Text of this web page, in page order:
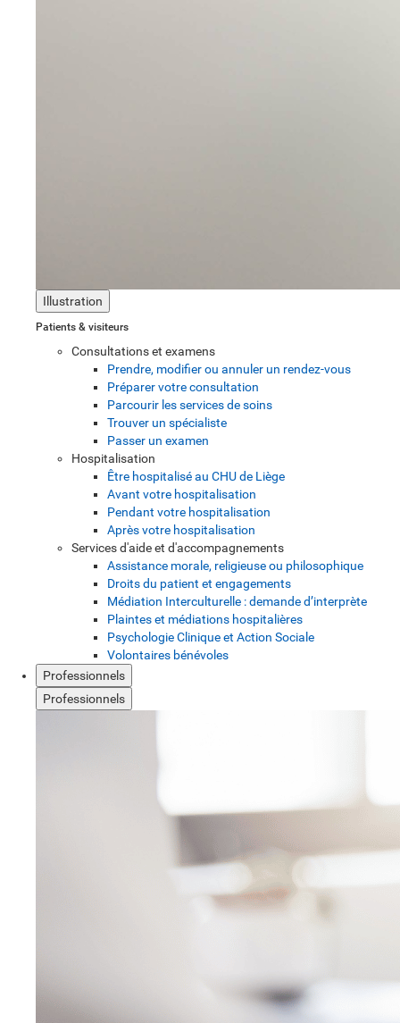
Illustration
Patients & visiteurs
Consultations et examens
Prendre, modifier ou annuler un rendez-vous
Préparer votre consultation
Parcourir les services de soins
Trouver un spécialiste
Passer un examen
Hospitalisation
Être hospitalisé au CHU de Liège
Avant votre hospitalisation
Pendant votre hospitalisation
Après votre hospitalisation
Services d'aide et d'accompagnements
Assistance morale, religieuse ou philosophique
Droits du patient et engagements
Médiation Interculturelle : demande d’interprète
Plaintes et médiations hospitalières
Psychologie Clinique et Action Sociale
Volontaires bénévoles
Professionnels
Professionnels